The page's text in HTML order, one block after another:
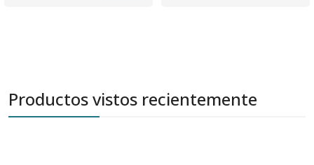
Productos vistos recientemente